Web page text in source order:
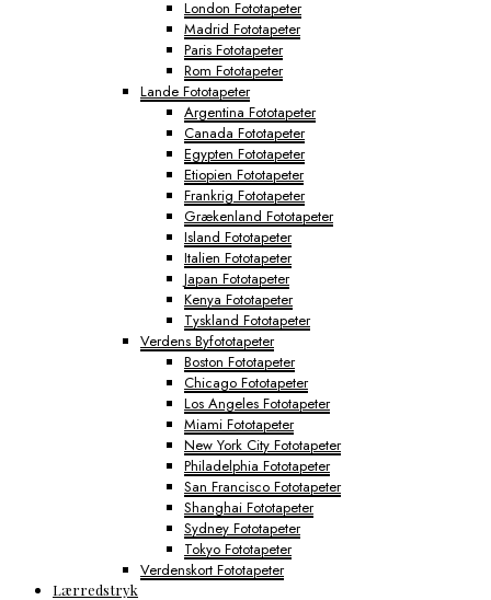
London Fototapeter
Madrid Fototapeter
Paris Fototapeter
Rom Fototapeter
Lande Fototapeter
Argentina Fototapeter
Canada Fototapeter
Egypten Fototapeter
Etiopien Fototapeter
Frankrig Fototapeter
Grækenland Fototapeter
Island Fototapeter
Italien Fototapeter
Japan Fototapeter
Kenya Fototapeter
Tyskland Fototapeter
Verdens Byfototapeter
Boston Fototapeter
Chicago Fototapeter
Los Angeles Fototapeter
Miami Fototapeter
New York City Fototapeter
Philadelphia Fototapeter
San Francisco Fototapeter
Shanghai Fototapeter
Sydney Fototapeter
Tokyo Fototapeter
Verdenskort Fototapeter
Lærredstryk